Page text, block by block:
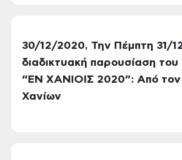
30/12/2020, Την Πέμπτη 31/
διαδικτυακή παρουσίαση
“ΕΝ ΧΑΝΙΟΙΣ 2020”: Από
Χανίων